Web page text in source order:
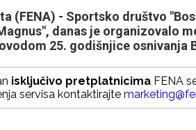
(FENA) - Sportsko društvo
danas je organizovalo
25. godišnjice osnivanja
isključivo pretplatnicima FENA
servisa kontaktirajte